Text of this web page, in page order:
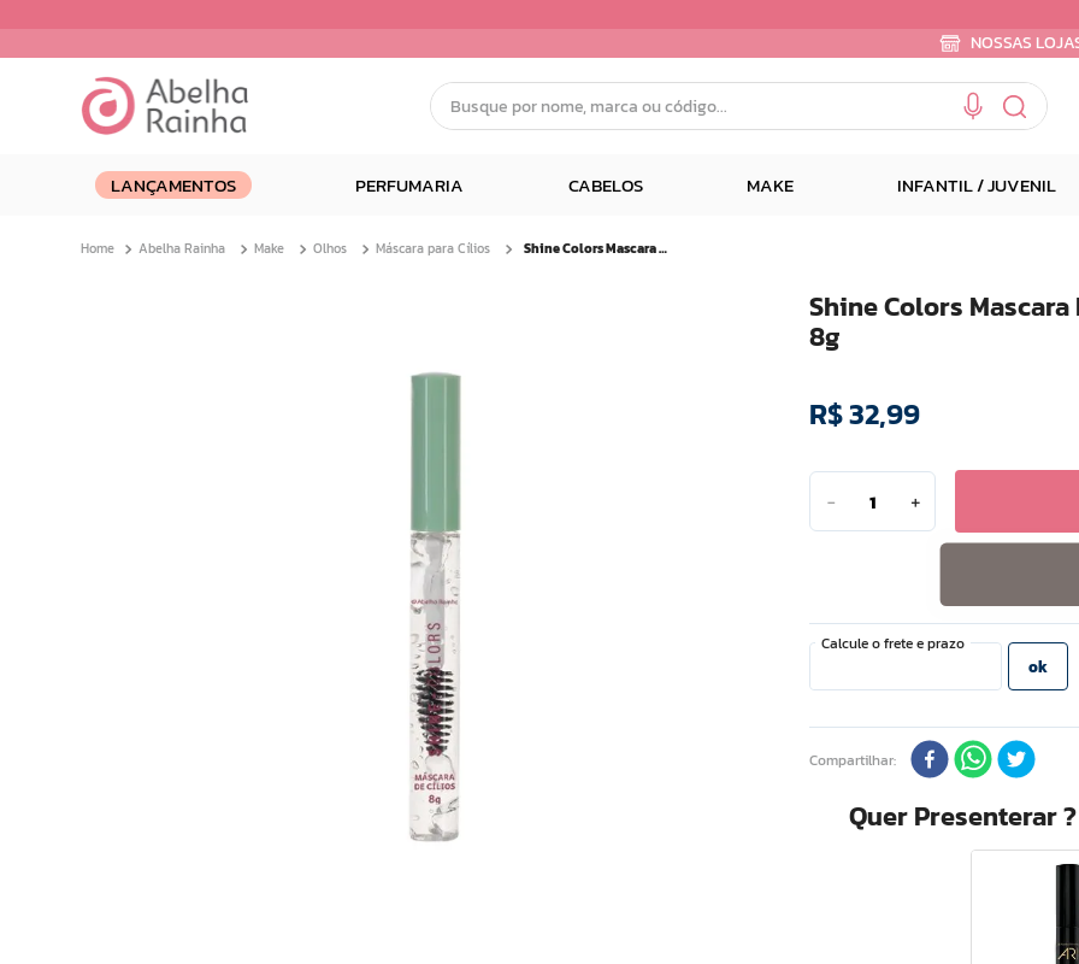
NOSSAS
Busque por nome, marca ou código...
LANÇAMENTOS PERFUMARIA CABELOS MAKE INFANTIL / JUVENIL
Abelha Rainha Make Olhos Máscara para Cílios Shine Colors Mascara Para Cilios e Sombrancelhas Incolor 8g
Shine Colors
8g
R$32,99
＋
－
Compartilhar
Quer Presenterar
dermopes
3º
facial